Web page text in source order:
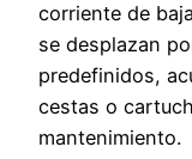
corriente de
se desplazan
predefinidos,
cestas o
mantenimiento.